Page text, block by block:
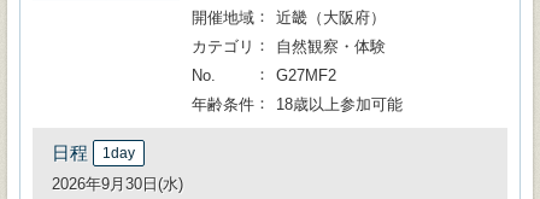
開催地域
近畿（大阪府）
カテゴリ
自然観察・体験
No.
G27MF2
年齢条件
18歳以上参加可能
日程 1day
2026年9月30日(水)